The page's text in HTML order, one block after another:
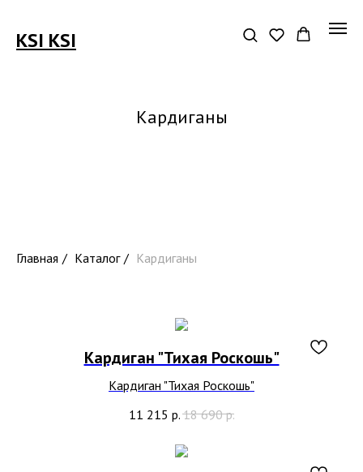
KSI KSI
Кардиганы
Главная / Каталог / Кардиганы
Кардиган "Тихая Роскошь"
Кардиган "Тихая Роскошь"
11 215 р.18 690 р.